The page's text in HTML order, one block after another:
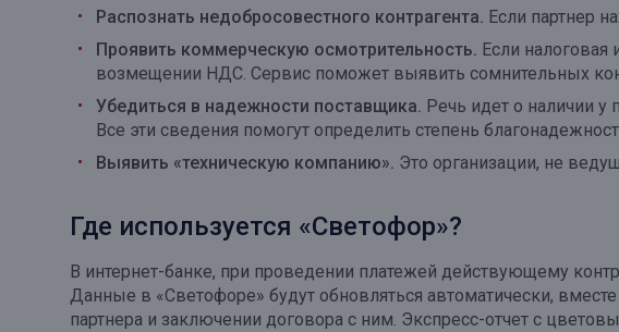
Все вклады
Удаленная идентификация
Мобильное приложение
Подтверждение согласия через Госуслуги
Все сервисы
Распознать недобросовестного контрагента. Если партнер
Проявить коммерческую осмотрительность. Если налоговая
возмещении НДС. Сервис поможет выявить сомнительных
Убедиться в надежности поставщика. Речь идет о наличии у
Все эти сведения помогут определить степень
Выявить «техническую компанию». Это организации, не
Где используется «Светофор»?
В интернет-банке, при проведении платежей действующему
Данные в «Светофоре» будут обновляться автоматически,
партнера и заключении договора с ним. Экспресс-отчет с